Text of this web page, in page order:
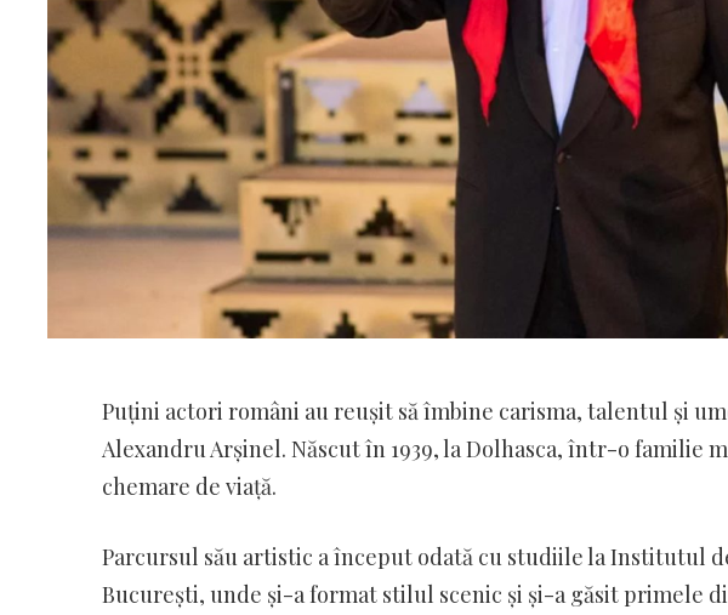
Puțini actori români au reușit să îmbine carisma, talentul și
Alexandru Arșinel. Născut în 1939, la Dolhasca, într-o familie
chemare de viață.
Parcursul său artistic a început odată cu studiile la Institutul
București, unde și-a format stilul scenic și și-a găsit primele